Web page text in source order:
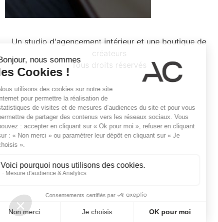
Un studio d'agencement intérieur et une boutique de
créateurs
Tous droits réservés